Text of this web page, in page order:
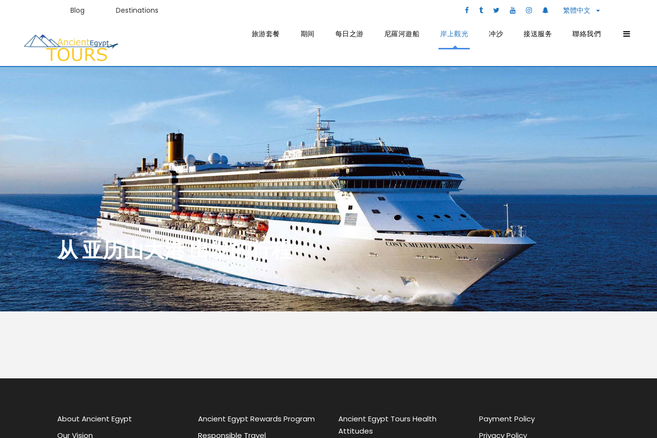
Blog Destinations 繁體中文
旅游套餐 期间 每日之游 尼羅河遊船 岸上觀光 冲沙 接送服务 聯絡我們
从 亚历山大港 出发的行程
About Ancient Egypt
Our Vision
Ancient Egypt Rewards Program
Responsible Travel
Ancient Egypt Tours Health
Attitudes
Payment Policy
Privacy Policy